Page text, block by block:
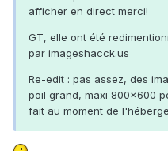
afficher en direct merci!
GT, elle ont été
par imageshacck.us
Re-edit : pas assez, des
poil grand, maxi 800x600
fait au moment de